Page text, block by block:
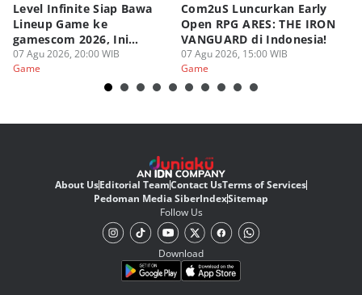
Level Infinite Siap Bawa
Lineup Game ke
gamescom 2026, Ini
Judulnya!
07 Agu 2026, 20:00 WIB
Game
Com2uS Luncurkan Early
Open RPG ARES: THE IRON
VANGUARD di Indonesia!
07 Agu 2026, 15:00 WIB
Game
About UsEditorial TeamContact UsTerms of Services
Pedoman Media SiberIndexSitemap
Follow Us
Download